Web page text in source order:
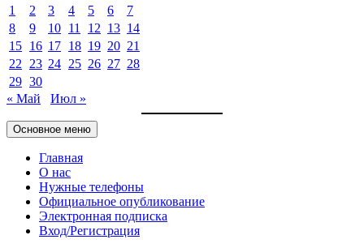
1
2 3 4 5 6
7
8
9 10 11 12 13 14
15 16 17 18 19 20 21
22
23 24 25 26 27 28
29 30
« Май
Июл »
Основное меню
Главная
О нас
Нужные телефоны
Официальное опубликование
Электронная подписка
Вход/Регистрация